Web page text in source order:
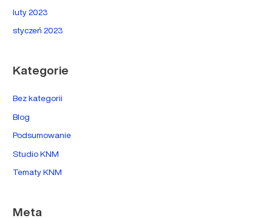
luty 2023
styczeń 2023
Kategorie
Bez kategorii
Blog
Podsumowanie
Studio KNM
Tematy KNM
Meta